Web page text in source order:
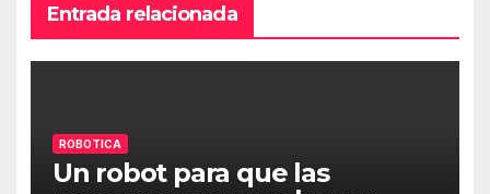
Entrada relacionada
ROBOTICA
Un robot para que las